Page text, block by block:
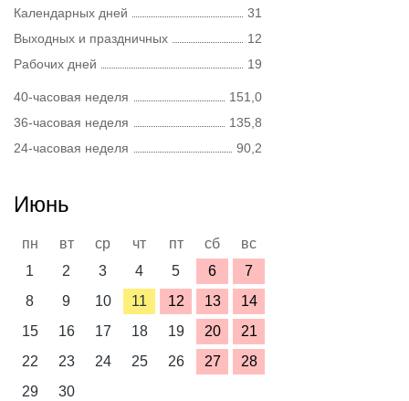
Календарных дней
31
Выходных и праздничных
12
Рабочих дней
19
40-часовая неделя
151,0
36-часовая неделя
135,8
24-часовая неделя
90,2
Июнь
пн вт ср чт пт сб
вс
1
2 3 4 5 6
7
8
9 10 11 12 13
14
15
16 17 18 19 20
21
22
23 24 25 26 27
28
29
30